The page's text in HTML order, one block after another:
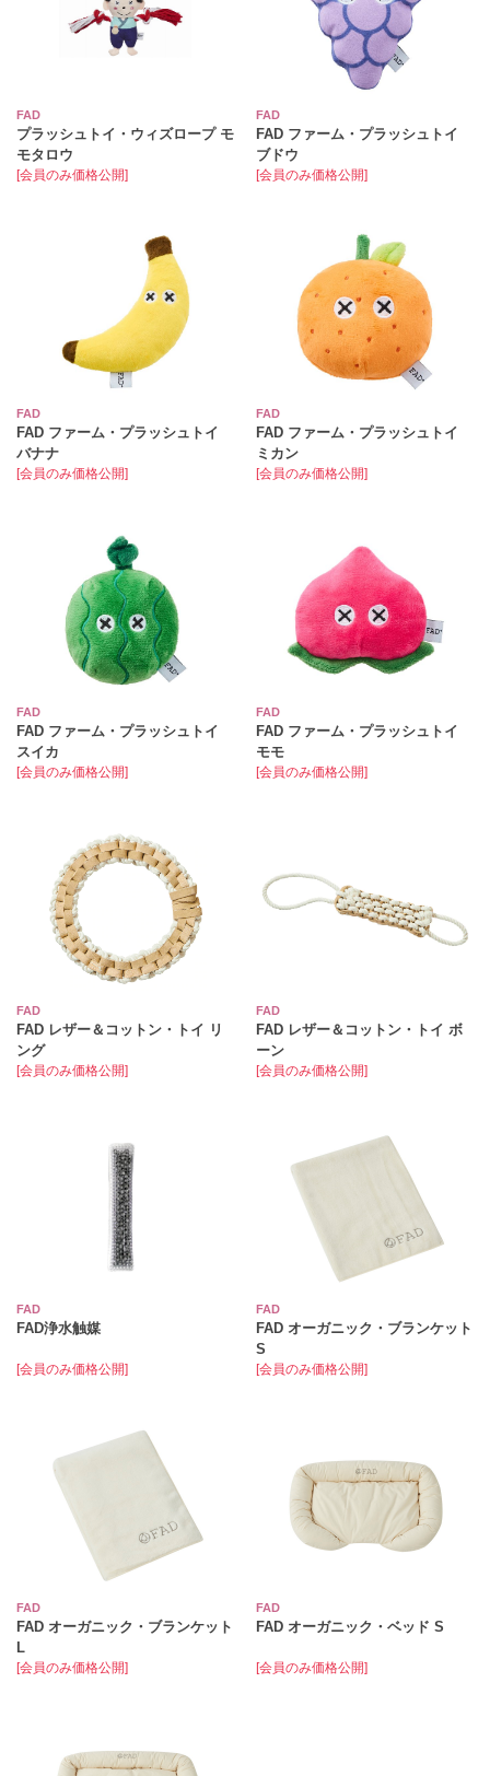
FAD
プラッシュトイ・ウィズロープ モ
モタロウ
[会員のみ価格公開]
FAD
FAD ファーム・プラッシュトイ
ブドウ
[会員のみ価格公開]
FAD
FAD ファーム・プラッシュトイ
バナナ
[会員のみ価格公開]
FAD
FAD ファーム・プラッシュトイ
ミカン
[会員のみ価格公開]
FAD
FAD ファーム・プラッシュトイ
スイカ
[会員のみ価格公開]
FAD
FAD ファーム・プラッシュトイ
モモ
[会員のみ価格公開]
FAD
FAD レザー＆コットン・トイ リ
ング
[会員のみ価格公開]
FAD
FAD レザー＆コットン・トイ ボ
ーン
[会員のみ価格公開]
FAD
FAD浄水触媒
[会員のみ価格公開]
FAD
FAD オーガニック・ブランケット
S
[会員のみ価格公開]
FAD
FAD オーガニック・ブランケット
L
[会員のみ価格公開]
FAD
FAD オーガニック・ベッド S
[会員のみ価格公開]